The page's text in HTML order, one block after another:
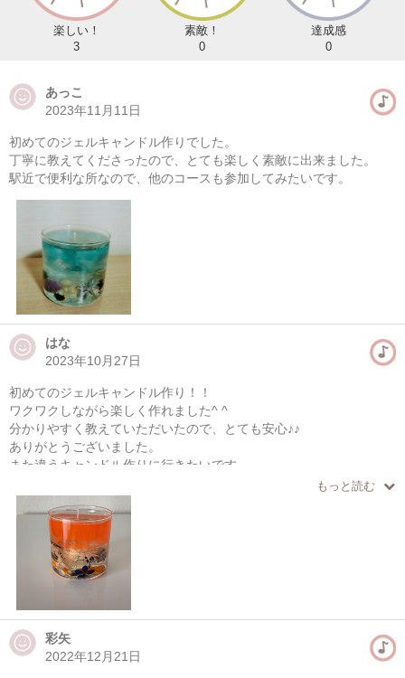
楽しい！
3
素敵！
0
達成感
0
あっこ
2023年11月11日
初めてのジェルキャンドル作りでした。
丁寧に教えてくださったので、とても楽しく素敵に出来ました。
駅近で便利な所なので、他のコースも参加してみたいです。
はな
2023年10月27日
初めてのジェルキャンドル作り！！
ワクワクしながら楽しく作れました^ ^
分かりやすく教えていただいたので、とても安心♪♪
ありがとうございました。
また違うキャンドル作りに行きたいです。
もっと読む
彩矢
2022年12月21日